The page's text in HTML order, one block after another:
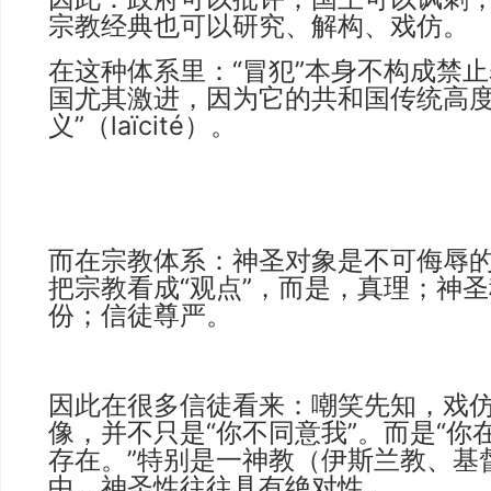
宗教经典也可以研究、解构、戏仿。
在这种体系里：“冒犯”本身不构成禁
国尤其激进，因为它的共和国传统高
义”（laïcité）。
而在宗教体系：神圣对象是不可侮辱
把宗教看成“观点”，而是，真理；神
份；信徒尊严。
因此在很多信徒看来：嘲笑先知，戏
像，并不只是“你不同意我”。而是“你
存在。”特别是一神教（伊斯兰教、基